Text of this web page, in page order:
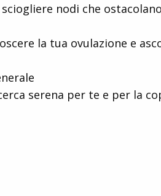
nodi che
la tua ovulazione e
serena per te e per la